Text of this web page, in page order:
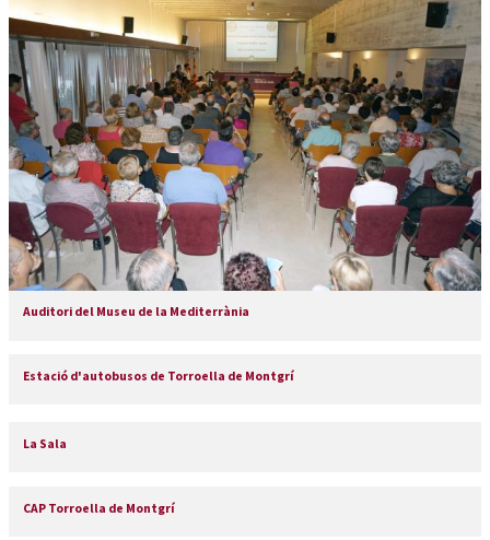
Auditori del Museu de la Mediterrània
Estació d'autobusos de Torroella de Montgrí
La Sala
CAP Torroella de Montgrí